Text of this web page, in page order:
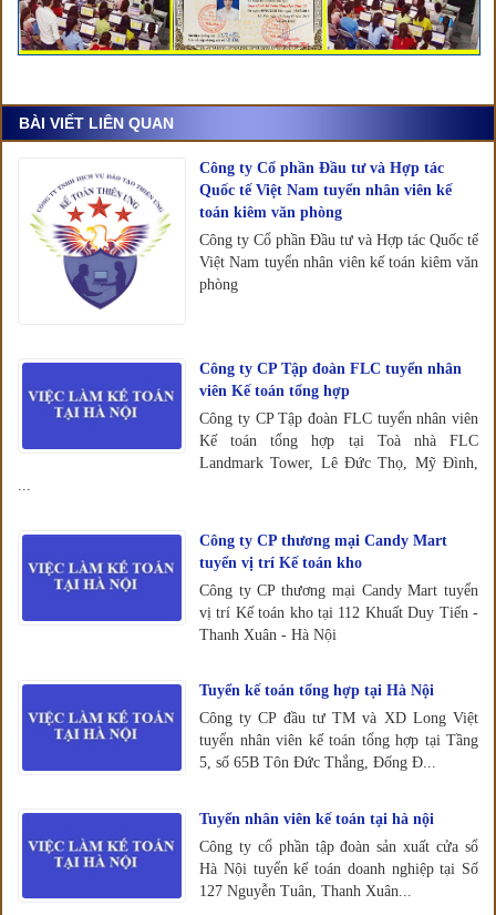
BÀI VIẾT LIÊN QUAN
Công ty Cổ phần Đầu tư và Hợp tác
Quốc tế Việt Nam tuyển nhân viên kế
toán kiêm văn phòng
Công ty Cổ phần Đầu tư và Hợp tác Quốc tế
Việt Nam tuyển nhân viên kế toán kiêm văn
phòng
Công ty CP Tập đoàn FLC tuyển nhân
viên Kế toán tổng hợp
Công ty CP Tập đoàn FLC tuyển nhân viên
Kế toán tổng hợp tại Toà nhà FLC
Landmark Tower, Lê Đức Thọ, Mỹ Đình,
...
Công ty CP thương mại Candy Mart
tuyển vị trí Kế toán kho
Công ty CP thương mại Candy Mart tuyển
vị trí Kế toán kho tại 112 Khuất Duy Tiến -
Thanh Xuân - Hà Nội
Tuyển kế toán tổng hợp tại Hà Nội
Công ty CP đầu tư TM và XD Long Việt
tuyển nhân viên kế toán tổng hợp tại Tầng
5, số 65B Tôn Đức Thắng, Đống Đ...
Tuyển nhân viên kế toán tại hà nội
Công ty cổ phần tập đoàn sản xuất cửa sổ
Hà Nội tuyển kế toán doanh nghiệp tại Số
127 Nguyễn Tuân, Thanh Xuân...